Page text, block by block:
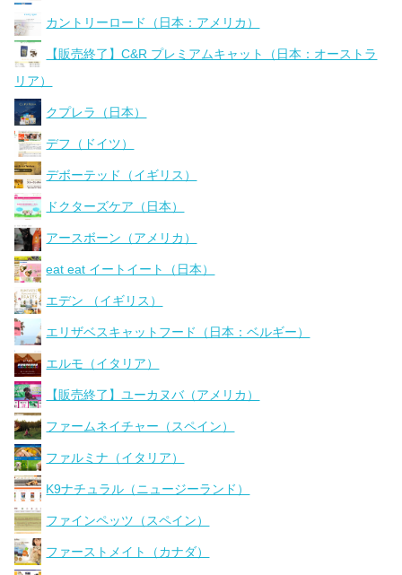
カントリーロード（日本：アメリカ）
【販売終了】C&R プレミアムキャット（日本：オーストラ
リア）
クプレラ（日本）
デフ（ドイツ）
デボーテッド（イギリス）
ドクターズケア（日本）
アースボーン（アメリカ）
eat eat イートイート（日本）
エデン （イギリス）
エリザベスキャットフード（日本：ベルギー）
エルモ（イタリア）
【販売終了】ユーカヌバ（アメリカ）
ファームネイチャー（スペイン）
ファルミナ（イタリア）
K9ナチュラル（ニュージーランド）
ファインペッツ（スペイン）
ファーストメイト（カナダ）